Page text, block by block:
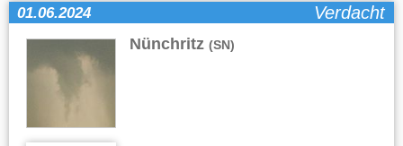
01.06.2024 Verdacht
Nünchritz (SN)